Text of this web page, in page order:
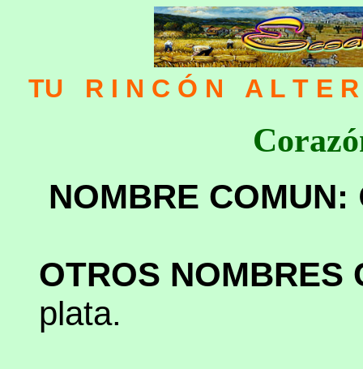
TU R I N C Ó N A L T E
NOMBRE COMUN:
OTROS NOMBRES
plata.